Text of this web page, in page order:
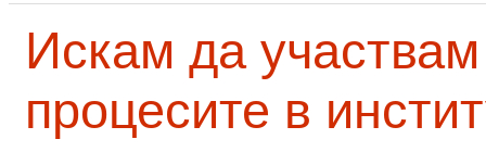
Искам да
процесите в